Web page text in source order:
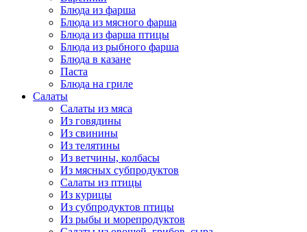
Блюда из фарша
Блюда из мясного фарша
Блюда из фарша птицы
Блюда из рыбного фарша
Блюда в казане
Паста
Блюда на гриле
Салаты
Салаты из мяса
Из говядины
Из свинины
Из телятины
Из ветчины, колбасы
Из мясных субпродуктов
Салаты из птицы
Из курицы
Из субпродуктов птицы
Из рыбы и морепродуктов